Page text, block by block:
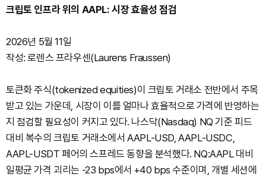
크립토 인프라 위의 AAPL: 시장 효율성 점검
2026년 5월 11일
작성: 로렌스 프라우센(Laurens Fraussen)
토큰화 주식(tokenized equities)이 크립토 거래소 전반에서 주목
받고 있는 가운데, 시장이 이를 얼마나 효율적으로 가격에 반영하는
지 점검할 필요성이 커지고 있다. 나스닥(Nasdaq) NQ 기준 피드
대비 복수의 크립토 거래소에서 AAPL-USD, AAPL-USDC,
AAPL-USDT 페어의 스프레드 동향을 분석했다. NQ:AAPL 대비
일평균 가격 괴리는 -23 bps에서 +40 bps 수준이며, 개별 세션에